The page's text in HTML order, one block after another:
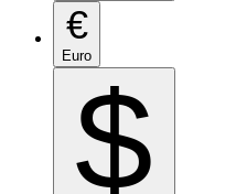
€
Euro
$